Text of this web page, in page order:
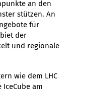
an den
stützen. An
für
der
und regionale
wie dem LHC
IceCube am